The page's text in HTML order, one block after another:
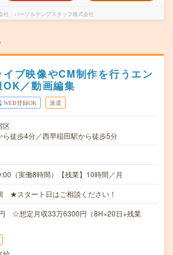
社 パーソルテンプスタッフ株式会社
イブ映像やCM制作を行うエン
／動画編集
WEB登録OK 派遣
区
ら徒歩4分／西早稲田駅から徒歩5分
（実働8時間）【残業】10時間／月
★スタート日はご相談ください！
☆想定月収33万6300円（8H×20日+残業